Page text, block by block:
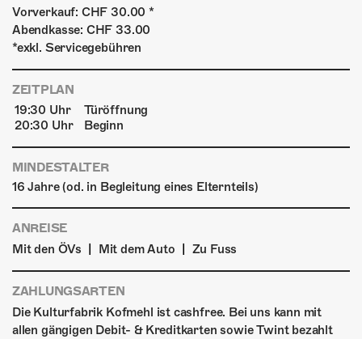
Vorverkauf: CHF 30.00 *
Abendkasse: CHF 33.00
*exkl. Servicegebühren
ZEITPLAN
19:30 Uhr
Türöffnung
20:30 Uhr
Beginn
MINDESTALTER
16 Jahre (od. in Begleitung eines Elternteils)
ANREISE
Mit den ÖVs
Mit dem Auto Zu Fuss
ZAHLUNGSARTEN
Die Kulturfabrik Kofmehl ist cashfree. Bei uns kann mit
allen gängigen Debit- & Kreditkarten sowie Twint bezahlt